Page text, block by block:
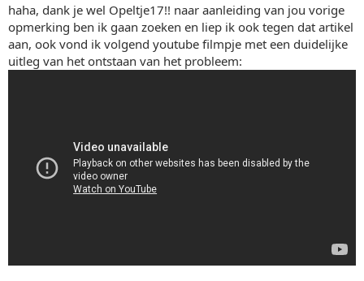
haha, dank je wel Opeltje17!! naar aanleiding van jou vorige
opmerking ben ik gaan zoeken en liep ik ook tegen dat artikel
aan, ook vond ik volgend youtube filmpje met een duidelijke
uitleg van het ontstaan van het probleem: